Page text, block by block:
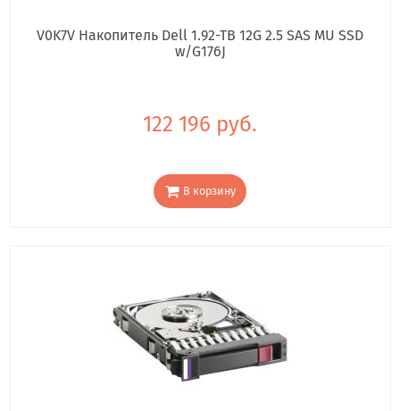
V0K7V Накопитель Dell 1.92-TB 12G 2.5 SAS MU SSD
w/G176J
122 196 руб.
В корзину